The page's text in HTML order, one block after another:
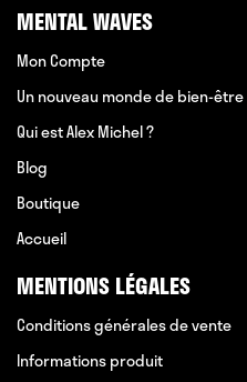
MENTAL WAVES
Mon Compte
Un nouveau monde de bien-être
Qui est Alex Michel ?
Blog
Boutique
Accueil
MENTIONS LÉGALES
Conditions générales de vente
Informations produit